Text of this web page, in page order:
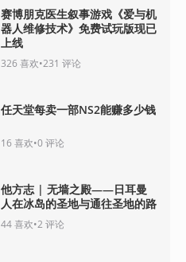
赛博朋克医生叙事游戏《爱与机
器人维修技术》免费试玩版现已
上线
326喜欢•231 评论
任天堂每卖一部NS2能赚多少钱
16喜欢•0评论
他方志 | 无墙之殿——日耳曼
人在冰岛的圣地与通往圣地的路
44喜欢•2 评论